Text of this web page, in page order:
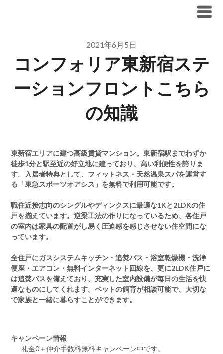
2021年6月5日
コンフォリア東新宿ステ
ーションフロントこちら
の知識
東新宿エリアに建つ高級賃貸マンション。東新宿駅までわずか
徒歩1分と駅至近の好立地に建っており、高い利便性を誇りま
す。入居者特典として、フィットネス・天然温泉スパを運営す
る「東急スポーツオアシス」を無料で利用可能です。
職住近接志向のシングルやディンクスに最適な1Kと2LDKの住
戸を揃えています。逆梁工法の作りになっているため、各住戸
の室内は家具の配置がし易く圧迫感を感じさせない住空間にな
っています。
全住戸にガスシステムキッチン・追焚バス・浴室乾燥機・洗浄
便座・エアコン・無料インターネット回線を、更に2LDK住戸に
は追焚バスを備えており、充実した室内設備が毎日の生活を快
適なものにしてくれます。ペットの飼育が相談可能で、大切な
で家族と一緒に暮らすことができます。
キャンペーン情報
礼金0＋仲介手数料無料キャンペーン中です。